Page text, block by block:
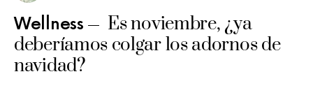
Wellness
Es noviembre, ¿ya
deberíamos colgar los adornos de
navidad?